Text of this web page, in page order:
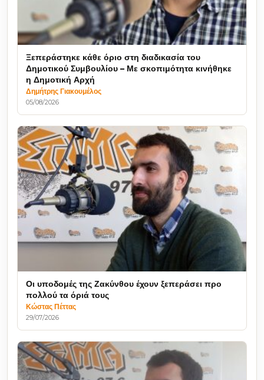
Ξεπεράστηκε κάθε όριο στη διαδικασία του
Δημοτικού Συμβουλίου – Με σκοπιμότητα κινήθηκε
η Δημοτική Αρχή
Δημήτρης Γιακουμέλος
05/08/2026
Οι υποδομές της Ζακύνθου έχουν ξεπεράσει προ
πολλού τα όριά τους
Κώστας Πέττας
29/07/2026